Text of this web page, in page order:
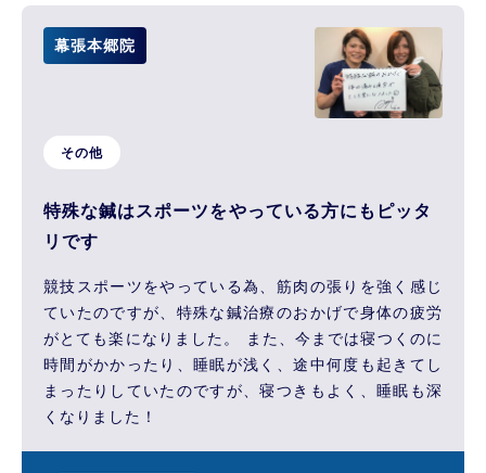
幕張本郷院
その他
特殊な鍼はスポーツをやっている方にもピッタ
リです
競技スポーツをやっている為、筋肉の張りを強く感じ
ていたのですが、特殊な鍼治療のおかげで身体の疲労
がとても楽になりました。 また、今までは寝つくのに
時間がかかったり、睡眠が浅く、途中何度も起きてし
まったりしていたのですが、寝つきもよく、睡眠も深
くなりました！